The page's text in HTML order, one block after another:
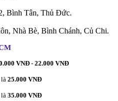
Bình Tân, Thủ Đức.
Nhà Bè, Bình Chánh, Củ Chi.
VNĐ - 22.000 VNĐ
là25.000 VNĐ
là35.000 VNĐ